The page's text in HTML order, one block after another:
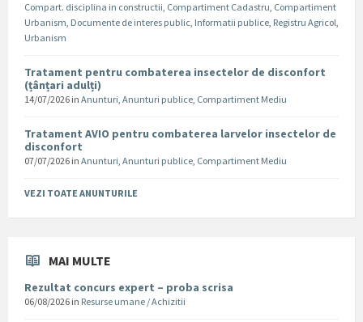
Compart. disciplina in constructii, Compartiment Cadastru, Compartiment
Urbanism, Documente de interes public, Informatii publice, Registru Agricol,
Urbanism
Tratament pentru combaterea insectelor de disconfort
(țânțari adulți)
14/07/2026 in Anunturi, Anunturi publice, Compartiment Mediu
Tratament AVIO pentru combaterea larvelor insectelor de
disconfort
07/07/2026 in Anunturi, Anunturi publice, Compartiment Mediu
VEZI TOATE ANUNTURILE
MAI MULTE
Rezultat concurs expert – proba scrisa
06/08/2026 in Resurse umane / Achizitii